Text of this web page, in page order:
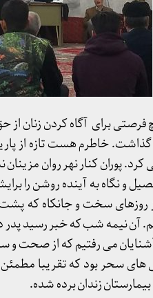
فرصتی برای آگاه کردن زنان
خاطرم هست تازه از
پوران کنار نهر روان
و نگاه به آینده روشن را
روزهای سخت و جانکاه که
آن نیمه شب که خبر رسید پدر
آشنایان می رفتیم که از
های سحر بود که تقریبا
زندان برده شده.